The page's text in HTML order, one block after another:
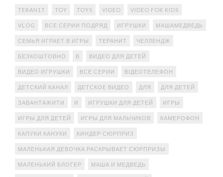
TERAN1T TOY TOYS VIDEO VIDEO FOR KIDS
VLOG ВСЕ СЕРИИ ПОДРЯД ИГРУШКИ МАШАМЕДВЕДЬ
СЕМЬЯ ИГРАЕТ В ИГРЫ ТЕРАНИТ ЧЕЛЛЕНДЖ
БЕЗКОШТОВНО В ВИДЕО ДЛЯ ДЕТЕЙ
ВИДЕО ИГРУШКИ ВСЕ СЕРИИ ВІДЕОТЕЛЕФОН
ДЕТСКИЙ КАНАЛ ДЕТСКОЕ ВИДЕО ДЛЯ ДЛЯ ДЕТЕЙ
ЗАВАНТАЖИТИ И ИГРУШКИ ДЛЯ ДЕТЕЙ ИГРЫ
ИГРЫ ДЛЯ ДЕТЕЙ ИГРЫ ДЛЯ МАЛЬЧИКОВ КАМЕРОФОН
КАПУКИ КАНУКИ КИНДЕР СЮРПРИЗ
МАЛЕНЬКАЯ ДЕВОЧКА РАСКРЫВАЕТ СЮРПРИЗЫ
МАЛЕНЬКИЙ БЛОГЕР МАША И МЕДВЕДЬ